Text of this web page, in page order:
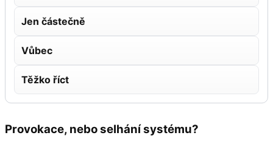
Jen částečně
Vůbec
Těžko říct
Provokace, nebo selhání systému?